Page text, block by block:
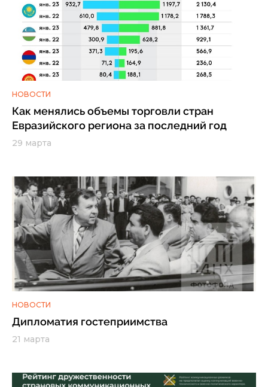
НОВОСТИ
Как менялись объемы торговли стран
Евразийского региона за последний год
29 марта
НОВОСТИ
Дипломатия гостеприимства
21 марта